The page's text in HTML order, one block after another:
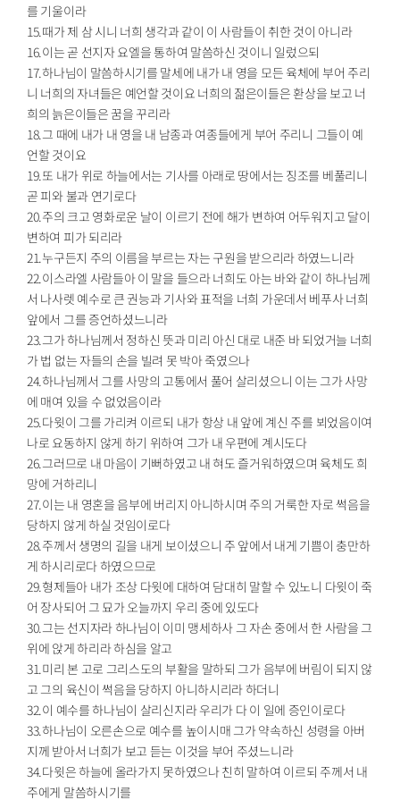
를 기울이라
15.때가 제 삼 시니 너희 생각과 같이 이 사람들이 취한 것이 아니라
16.이는 곧 선지자 요엘을 통하여 말씀하신 것이니 일렀으되
17.하나님이 말씀하시기를 말세에 내가 내 영을 모든 육체에 부어 주리
니 너희의 자녀들은 예언할 것이요 너희의 젊은이들은 환상을 보고 너
희의 늙은이들은 꿈을 꾸리라
18.그 때에 내가 내 영을 내 남종과 여종들에게 부어 주리니 그들이 예
언할 것이요
19.또 내가 위로 하늘에서는 기사를 아래로 땅에서는 징조를 베풀리니
곧 피와 불과 연기로다
20.주의 크고 영화로운 날이 이르기 전에 해가 변하여 어두워지고 달이
변하여 피가 되리라
21.누구든지 주의 이름을 부르는 자는 구원을 받으리라 하였느니라
22.이스라엘 사람들아 이 말을 들으라 너희도 아는 바와 같이 하나님께
서 나사렛 예수로 큰 권능과 기사와 표적을 너희 가운데서 베푸사 너희
앞에서 그를 증언하셨느니라
23.그가 하나님께서 정하신 뜻과 미리 아신 대로 내준 바 되었거늘 너희
가 법 없는 자들의 손을 빌려 못 박아 죽였으나
24.하나님께서 그를 사망의 고통에서 풀어 살리셨으니 이는 그가 사망
에 매여 있을 수 없었음이라
25.다윗이 그를 가리켜 이르되 내가 항상 내 앞에 계신 주를 뵈었음이여
나로 요동하지 않게 하기 위하여 그가 내 우편에 계시도다
26.그러므로 내 마음이 기뻐하였고 내 혀도 즐거워하였으며 육체도 희
망에 거하리니
27.이는 내 영혼을 음부에 버리지 아니하시며 주의 거룩한 자로 썩음을
당하지 않게 하실 것임이로다
28.주께서 생명의 길을 내게 보이셨으니 주 앞에서 내게 기쁨이 충만하
게 하시리로다 하였으므로
29.형제들아 내가 조상 다윗에 대하여 담대히 말할 수 있노니 다윗이 죽
어 장사되어 그 묘가 오늘까지 우리 중에 있도다
30.그는 선지자라 하나님이 이미 맹세하사 그 자손 중에서 한 사람을 그
위에 앉게 하리라 하심을 알고
31.미리 본 고로 그리스도의 부활을 말하되 그가 음부에 버림이 되지 않
고 그의 육신이 썩음을 당하지 아니하시리라 하더니
32.이 예수를 하나님이 살리신지라 우리가 다 이 일에 증인이로다
33.하나님이 오른손으로 예수를 높이시매 그가 약속하신 성령을 아버
지께 받아서 너희가 보고 듣는 이것을 부어 주셨느니라
34.다윗은 하늘에 올라가지 못하였으나 친히 말하여 이르되 주께서 내
주에게 말씀하시기를